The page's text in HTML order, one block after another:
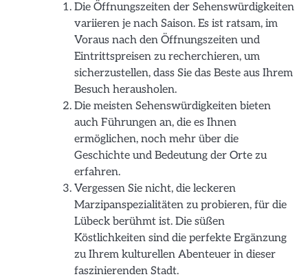
Die Öffnungszeiten der Sehenswürdigkeiten
variieren je nach Saison. Es ist ratsam, im
Voraus nach den Öffnungszeiten und
Eintrittspreisen zu recherchieren, um
sicherzustellen, dass Sie das Beste aus Ihrem
Besuch herausholen.
Die meisten Sehenswürdigkeiten bieten
auch Führungen an, die es Ihnen
ermöglichen, noch mehr über die
Geschichte und Bedeutung der Orte zu
erfahren.
Vergessen Sie nicht, die leckeren
Marzipanspezialitäten zu probieren, für die
Lübeck berühmt ist. Die süßen
Köstlichkeiten sind die perfekte Ergänzung
zu Ihrem kulturellen Abenteuer in dieser
faszinierenden Stadt.